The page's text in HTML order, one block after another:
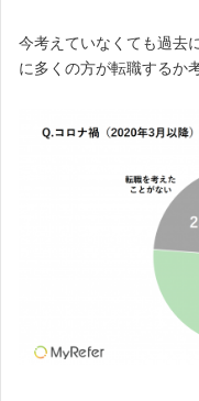
今考えていなくても過去
に多くの方が転職するか